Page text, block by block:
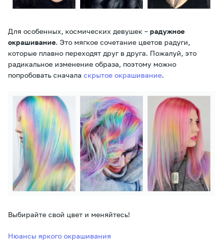
Для особенных, космических девушек – радужное
окрашивание. Это мягкое сочетание цветов радуги,
которые плавно переходят друг в друга. Пожалуй, это
радикальное изменение образа, поэтому можно
попробовать сначала скрытое окрашивание.
Выбирайте свой цвет и меняйтесь!
Нюансы яркого окрашивания